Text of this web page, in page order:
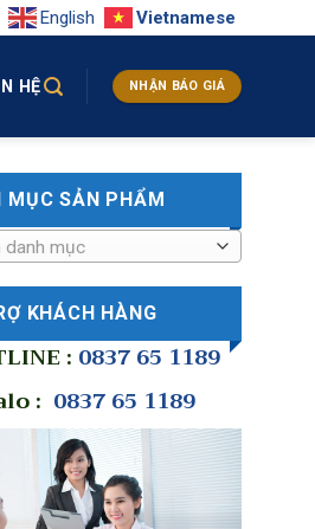
English Vietnamese
HỆ NHẬN BÁO GIÁ
MỤC SẢN PHẨM
danh mục
KHÁCH HÀNG
: 0837 65 1189
: 0837 65 1189